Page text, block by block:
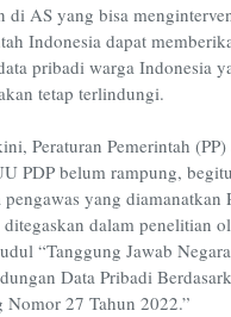
di AS yang bisa
Indonesia dapat
pribadi warga Indonesia
tetap terlindungi.
Peraturan Pemerintah (PP)
PDP belum rampung,
yang diamanatkan
dalam penelitian
“Tanggung Jawab Negara
Data Pribadi
Nomor 27 Tahun 2022.”